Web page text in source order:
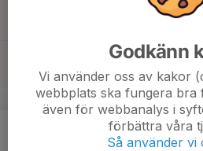
19:00
Träning
Klubbhuset
v.34
Godkänn
Vi använder oss av kakor
webbplats ska fungera bra
även för webbanalys i
förbättra våra
Så använder vi